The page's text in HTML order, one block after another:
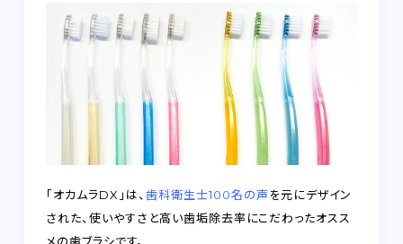
「オカムラDX」 は、 歯科衛生士100名の声を元にデザイン
された、使いやすさと高い歯垢除去率にこだわったオスス